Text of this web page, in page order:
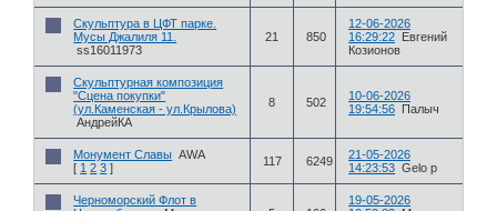
Скульптура в ЦФТ парке.
Мусы Джалиля 11.
ss16011973
21 850
12-06-2026
16:29:22 Евгений
Козионов
Скульптурная композиция
"Сцена покупки"
(ул.Каменская - ул.Крылова)
АндрейКА
8 502
10-06-2026
19:54:56 Палыч
Монумент Славы AWA
[ 1 2 3 ] 117 6249
21-05-2026
14:23:53 Gelo p
Черноморский Флот в
19-05-2026